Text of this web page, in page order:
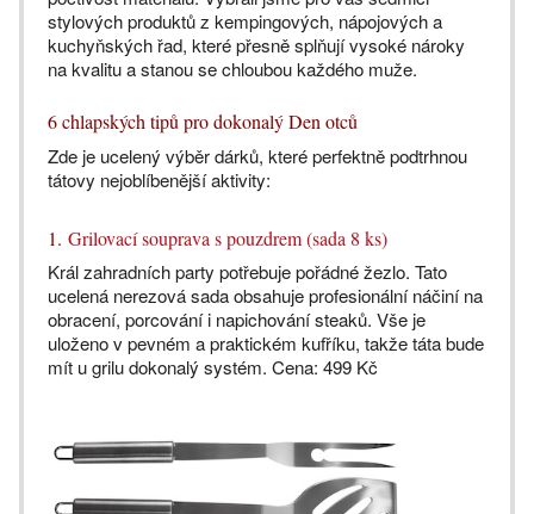
stylových produktů z kempingových, nápojových a
kuchyňských řad, které přesně splňují vysoké nároky
na kvalitu a stanou se chloubou každého muže.
6 chlapských tipů pro dokonalý Den otců
Zde je ucelený výběr dárků, které perfektně podtrhnou
tátovy nejoblíbenější aktivity:
1. Grilovací souprava s pouzdrem (sada 8 ks)
Král zahradních party potřebuje pořádné žezlo. Tato
ucelená nerezová sada obsahuje profesionální náčiní na
obracení, porcování i napichování steaků. Vše je
uloženo v pevném a praktickém kufříku, takže táta bude
mít u grilu dokonalý systém. Cena: 499 Kč